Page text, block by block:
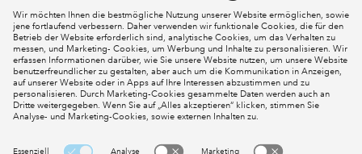
Mein Konto
Social Media